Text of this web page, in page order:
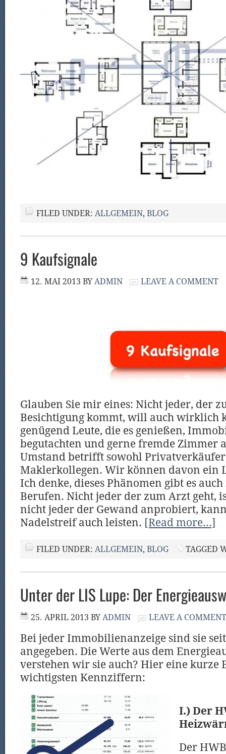
FILED UNDER: ALLGEMEIN, BLOG
9 Kaufsignale
12. MAI 2013 BY ADMIN LEAVE A COMMENT
Glauben Sie mir eines: Nicht jeder, der
Besichtigung kommt, will auch wirklich
genügend Leute, die es genießen,
begutachten und gerne fremde Zimmer
Umstand betrifft sowohl
Maklerkollegen. Wir können davon ein
Ich denke, dieses Phänomen gibt es
Berufen. Nicht jeder der zum Arzt geht,
nicht jeder der Gewand anprobiert,
Nadelstreif auch leisten. [Read more…]
FILED UNDER: ALLGEMEIN, BLOG TAGGED
Unter der LIS Lupe: Der
25. APRIL 2013 BY ADMIN LEAVE A COMMENT
Bei jeder Immobilienanzeige sind sie
angegeben. Die Werte aus dem
verstehen wir sie auch? Hier eine kurze
wichtigsten Kennziffern:
I.) Der
Der